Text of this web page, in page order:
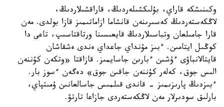
وكىنىشكە قاراي، بۇلىكشىلەردىڭ، قاراقشىلاردىڭ،
لاڭكەستەردىڭ كەسىرىنەن قانشاما ازاماتىمىز قازا بولدى. مەن
قارا جامىلعان وتباسىلاردىڭ قايعىسىنا ورتاقتاسىپ، تاعى دا
كوڭىل ايتامىن. ءبىز مۇنداي جاعداي ەندى ەشقاشان
قايتالانباۋى ءۇشىن ءبارىن جاسايمىز. قازاقتا «وتكەن كۇننەن
الىس جوق، كەلەر كۇننەن جاقىن جوق» دەگەن ءسوز بار.
ءبىزدىڭ پارىزىمىز - قاندى قىلمىس جاسالعانىن ۇمىتپاي،
بارلىق سودىرلار مەن لاڭكەستەردى جازاعا تارتۋ.